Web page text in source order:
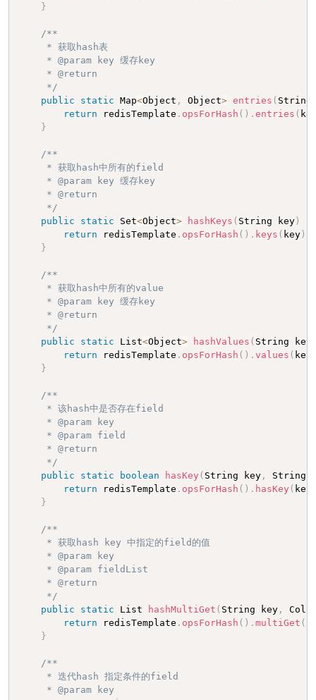
}
/**
     * 获取hash表
     * @param key 缓存key
     * @return
     */
public
static Map<Object , Object> entries ( String
return redisTemplate . opsForHash ( ) . entries (
}
/**
     * 获取hash中所有的field
     * @param key 缓存key
     * @return
     */
public
static Set<Object> hashKeys ( String key)
return redisTemplate . opsForHash ( ) . keys ( key)
}
/**
     * 获取hash中所有的value
     * @param key 缓存key
     * @return
     */
public
static List<Object> hashValues ( String key
return redisTemplate . opsForHash ( ) . values ( key
}
/**
     * 该hash中是否存在field
     * @param key
     * @param field
     * @return
     */
public
static boolean hasKey ( String key,
String
return redisTemplate . opsForHash ( ) . hasKey ( key
}
/**
     * 获取hash key 中指定的field的值
     * @param key
     * @param fieldList
     * @return
     */
public
static List hashMultiGet ( String key,
return redisTemplate . opsForHash ( ) . multiGet (
}
/**
     * 迭代hash 指定条件的field
     * @param key